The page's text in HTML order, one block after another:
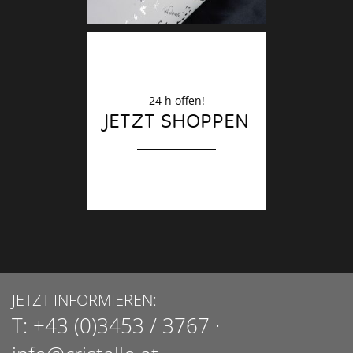
24 h offen!
JETZT SHOPPEN
JETZT INFORMIEREN:
T: +43 (0)3453 / 3767 ·